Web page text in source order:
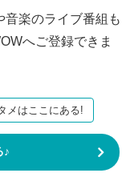
音楽のライブ番組も
へご登録できま
メはここにある!
♪